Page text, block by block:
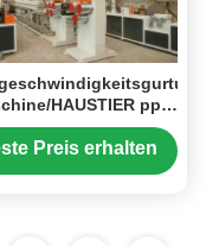
HAUSTIER pp.
Verpackungs-
Maschine auf
Preis erhalten